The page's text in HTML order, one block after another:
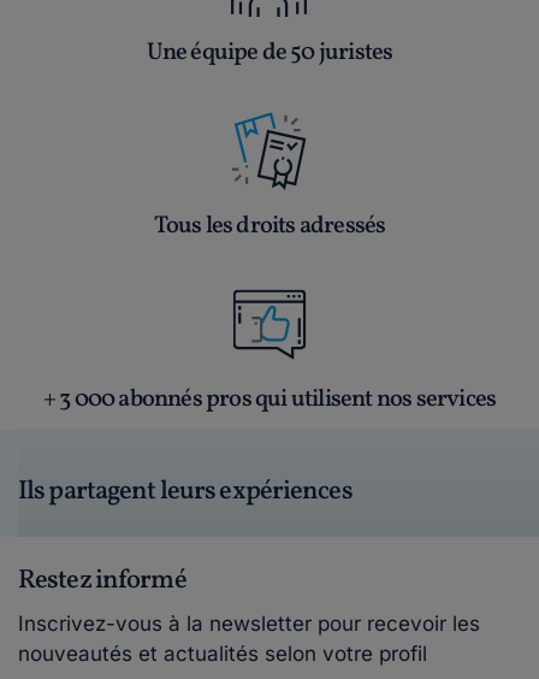
Une équipe de 50 juristes
Tous les droits adressés
+ 3 000 abonnés pros qui utilisent nos services
Ils partagent leurs expériences
Restez informé
Inscrivez-vous à la newsletter pour recevoir les
nouveautés et actualités selon votre profil